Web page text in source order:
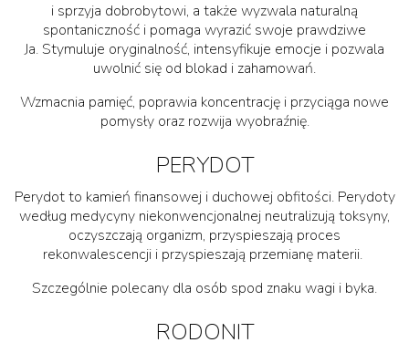
i sprzyja dobrobytowi, a także wyzwala naturalną
spontaniczność i pomaga wyrazić swoje prawdziwe
Ja. Stymuluje oryginalność, intensyfikuje emocje i pozwala
uwolnić się od blokad i zahamowań.
Wzmacnia pamięć, poprawia koncentrację i przyciąga nowe
pomysły oraz rozwija wyobraźnię.
PERYDOT
Perydot to kamień finansowej i duchowej obfitości. Perydoty
według medycyny niekonwencjonalnej neutralizują toksyny,
oczyszczają organizm, przyspieszają proces
rekonwalescencji i przyspieszają przemianę materii.
Szczególnie polecany dla osób spod znaku wagi i byka.
RODONIT